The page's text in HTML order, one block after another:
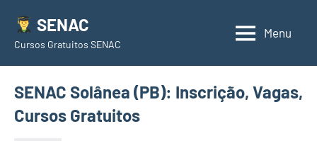
para
conteúdo
SENAC
Cursos Gratuitos SENAC
Menu
SENAC Solânea (PB): Inscrição, Vagas,
Cursos Gratuitos